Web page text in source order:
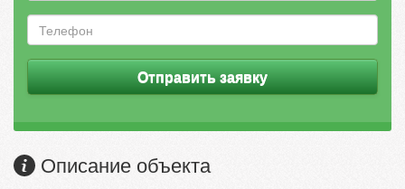
Отправить заявку
Описание объекта